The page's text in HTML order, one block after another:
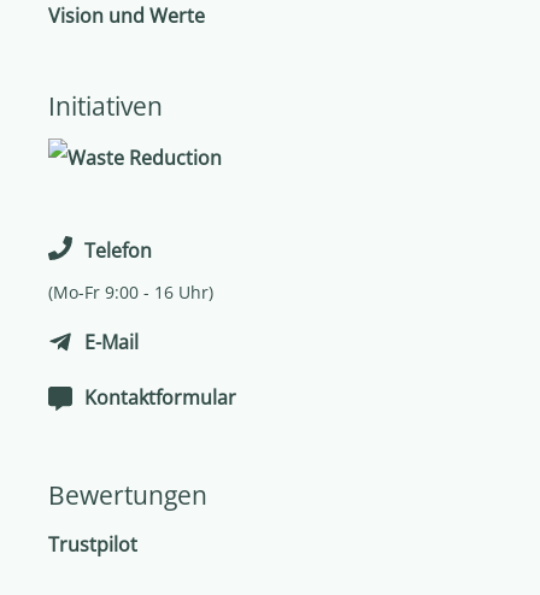
Vision und Werte
Initiativen
Telefon
(Mo-Fr 9:00 - 16 Uhr)
E-Mail
Kontaktformular
Bewertungen
Trustpilot